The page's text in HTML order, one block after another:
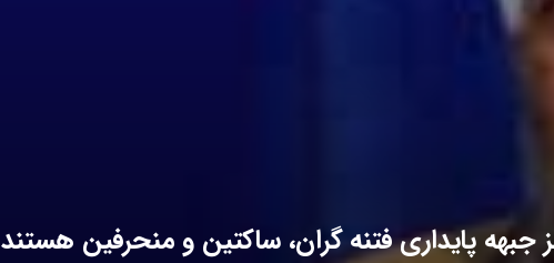
جبهه پایداری فتنه گران، ساکتین و منحرفین هستند